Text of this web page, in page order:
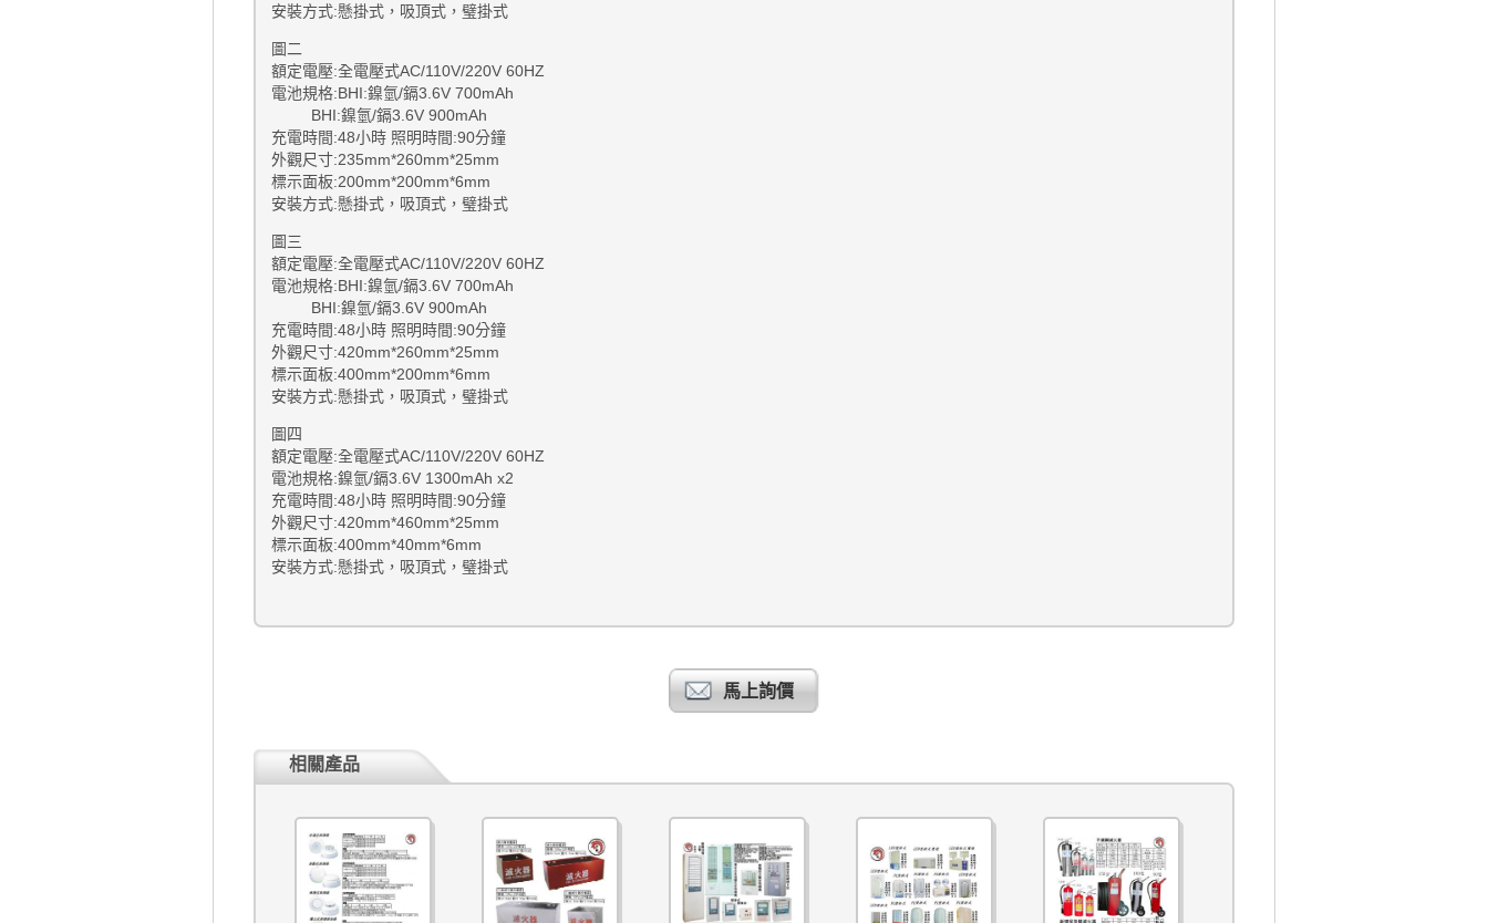
安裝方式:懸掛式，吸頂式，璧掛式
圖二
額定電壓:全電壓式AC/110V/220V 60HZ
電池規格:BHI:鎳氫/鎘3.6V 700mAh
BHI:鎳氫/鎘3.6V 900mAh
充電時間:48小時 照明時間:90分鐘
外觀尺寸:235mm*260mm*25mm
標示面板:200mm*200mm*6mm
安裝方式:懸掛式，吸頂式，璧掛式
圖三
額定電壓:全電壓式AC/110V/220V 60HZ
電池規格:BHI:鎳氫/鎘3.6V 700mAh
BHI:鎳氫/鎘3.6V 900mAh
充電時間:48小時 照明時間:90分鐘
外觀尺寸:420mm*260mm*25mm
標示面板:400mm*200mm*6mm
安裝方式:懸掛式，吸頂式，璧掛式
圖四
額定電壓:全電壓式AC/110V/220V 60HZ
電池規格:鎳氫/鎘3.6V 1300mAh x2
充電時間:48小時 照明時間:90分鐘
外觀尺寸:420mm*460mm*25mm
標示面板:400mm*40mm*6mm
安裝方式:懸掛式，吸頂式，璧掛式
馬上詢價
相關產品